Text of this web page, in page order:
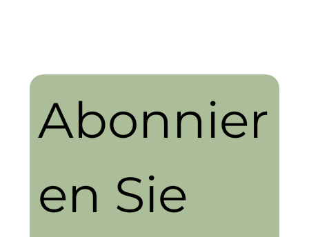
Abonnier
en Sie